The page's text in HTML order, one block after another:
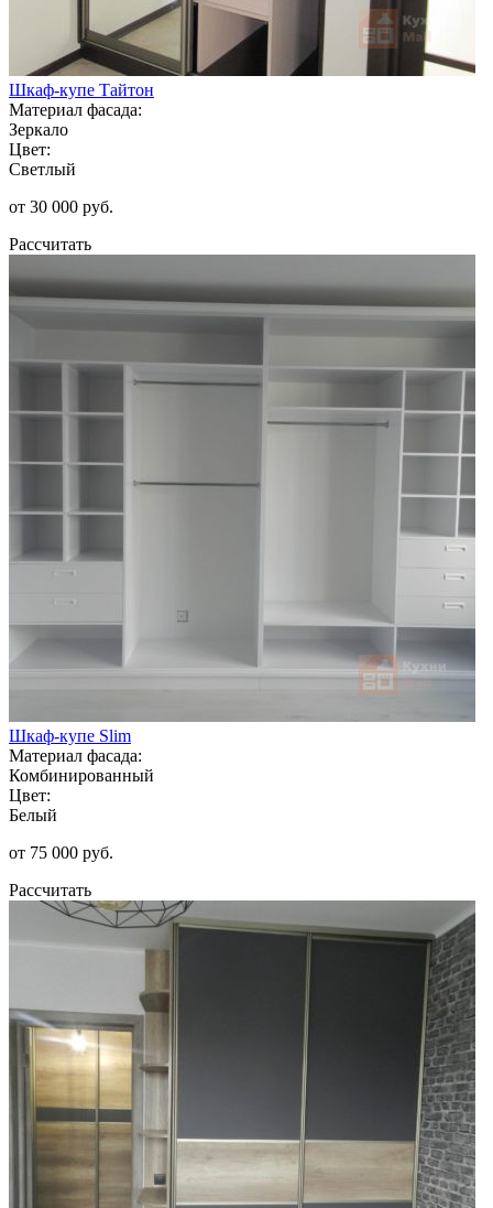
Шкаф-купе Тайтон
Материал фасада:
Зеркало
Цвет:
Светлый
от 30 000 руб.
Рассчитать
Шкаф-купе Slim
Материал фасада:
Комбинированный
Цвет:
Белый
от 75 000 руб.
Рассчитать